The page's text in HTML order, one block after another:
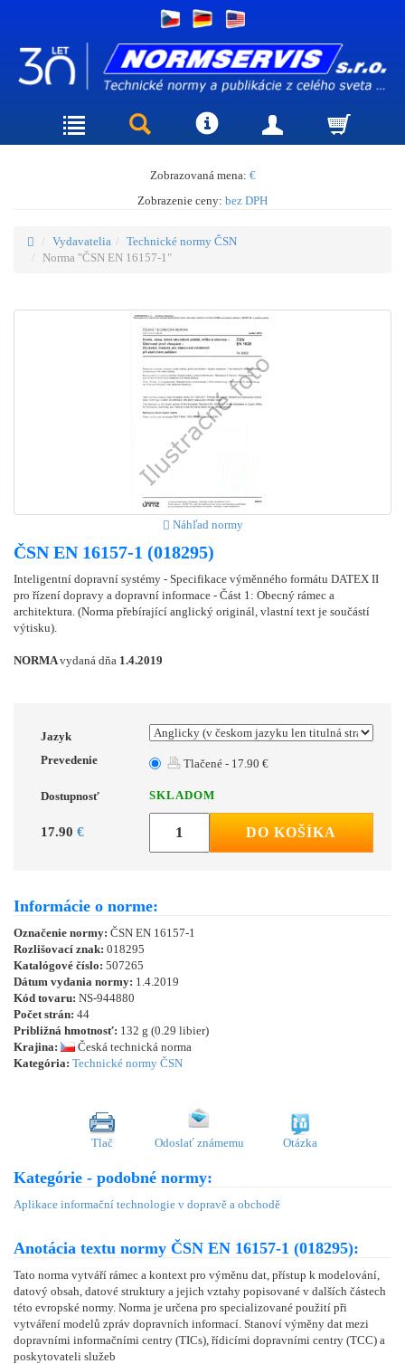
Zobrazovaná mena: €
Zobrazenie ceny: bez DPH
Vydavatelia
Technické normy ČSN
Norma "ČSN EN 16157-1"
Náhľad normy
ČSN EN 16157-1 (018295)
Inteligentní dopravní systémy - Specifikace výměnného formátu DATEX II
pro řízení dopravy a dopravní informace - Část 1: Obecný rámec a
architektura. (Norma přebírající anglický originál, vlastní text je součástí
výtisku).
NORMAvydaná dňa 1.4.2019
Jazyk
Prevedenie
Tlačené - 17.90 €
Dostupnosť SKLADOM
17.90 € DO KOŠÍKA
Informácie o norme:
Označenie normy: ČSN EN 16157-1
Rozlišovací znak: 018295
Katalógové číslo: 507265
Dátum vydania normy: 1.4.2019
Kód tovaru: NS-944880
Počet strán: 44
Približná hmotnosť: 132 g (0.29 libier)
Krajina:
Česká technická norma
Kategória: Technické normy ČSN
Tlač Odoslať známemu Otázka
Kategórie - podobné normy:
Aplikace informační technologie v dopravě a obchodě
Anotácia textu normy ČSN EN 16157-1 (018295):
Tato norma vytváří rámec a kontext pro výměnu dat, přístup k modelování,
datový obsah, datové struktury a jejich vztahy popisované v dalších částech
této evropské normy. Norma je určena pro specializované použití při
vytváření modelů zpráv dopravních informací. Stanoví výměny dat mezi
dopravními informačními centry (TICs), řídicími dopravními centry (TCC) a
poskytovateli služeb